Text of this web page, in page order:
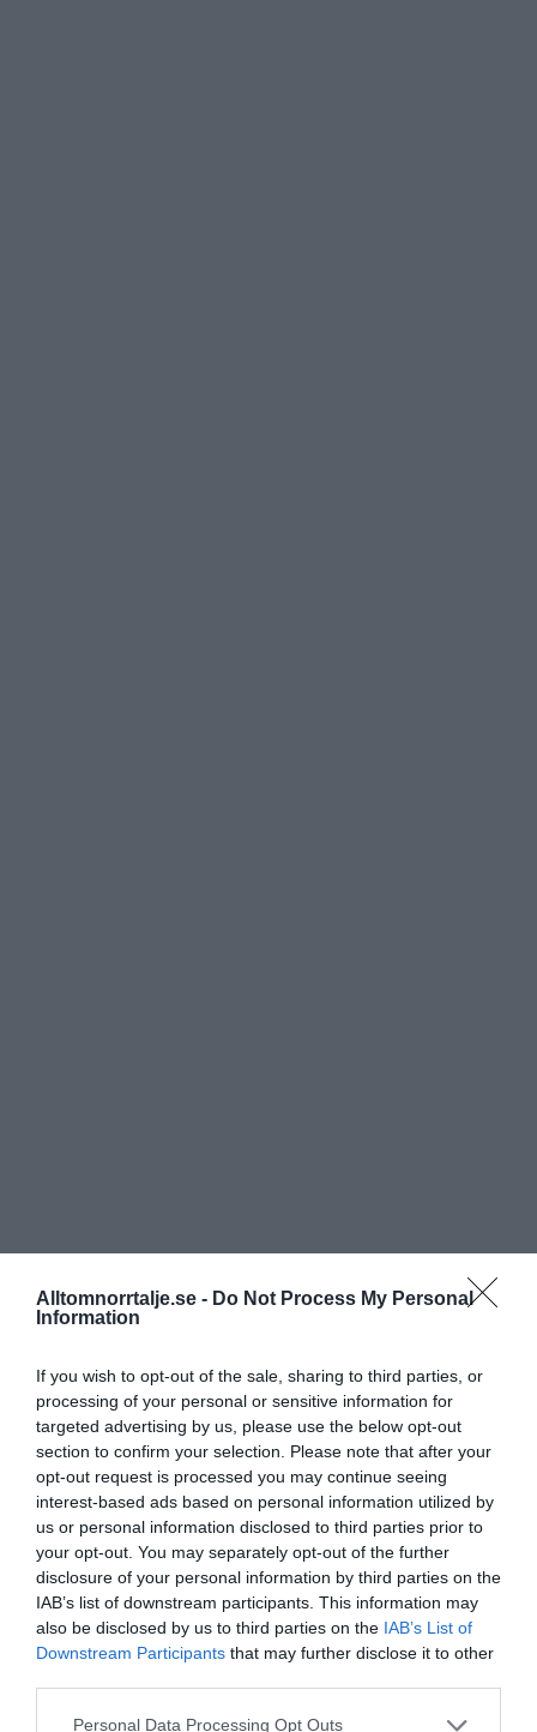
Alltomnorrtalje.se - Do Not Process My Personal
Information
If you wish to opt-out of the sale, sharing to third parties, or
processing of your personal or sensitive information for
targeted advertising by us, please use the below opt-out
section to confirm your selection. Please note that after your
opt-out request is processed you may continue seeing
interest-based ads based on personal information utilized by
us or personal information disclosed to third parties prior to
your opt-out. You may separately opt-out of the further
disclosure of your personal information by third parties on the
IAB’s list of downstream participants. This information may
also be disclosed by us to third parties on the IAB’s List of
Downstream Participants that may further disclose it to other
Personal Data Processing Opt Outs